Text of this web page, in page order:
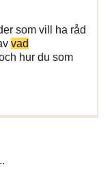
som vill ha råd
vad
hur du som